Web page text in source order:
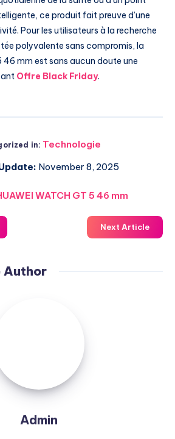
ce produit fait preuve d’une
Pour les utilisateurs à la recherche
polyvalente sans compromis, la
46 mm est sans aucun doute une
Offre Black Friday.
in: Technologie
November 8, 2025
WATCH GT 5 46 mm
Next Article
Author
Admin